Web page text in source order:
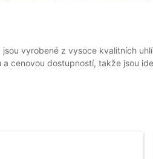
vyrobené z vysoce kvalitních
cenovou dostupností, takže jsou